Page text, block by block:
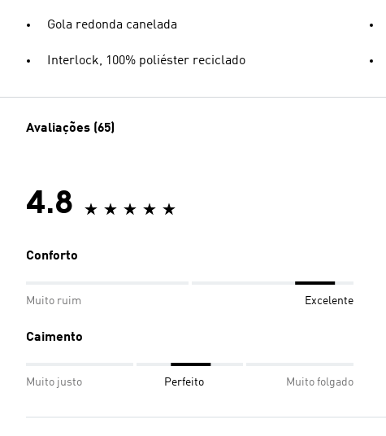
Gola redonda canelada
Interlock, 100% poliéster reciclado
Avaliações (65)
4.8
Conforto
Muito ruim Excelente
Caimento
Muito justo Perfeito Muito folgado